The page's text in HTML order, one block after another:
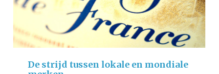
De strijd tussen lokale en mondiale